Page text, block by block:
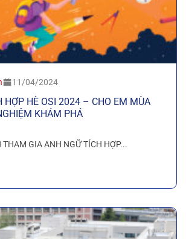
11/04/2024
HỢP HÈ OSI 2024 – CHO EM MÙA
KHÁM PHÁ
THAM GIA ANH NGỮ TÍCH HỢP...